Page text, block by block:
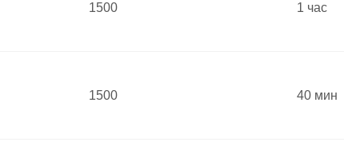
1500
1 час
1500
40 мин